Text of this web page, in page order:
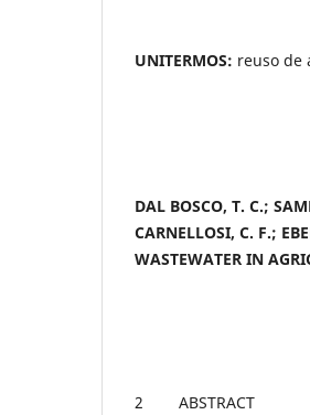
UNITERMOS: reuso de
DAL BOSCO, T. C.;
CARNELLOSI, C. F.;
WASTEWATER IN
2 ABSTRACT